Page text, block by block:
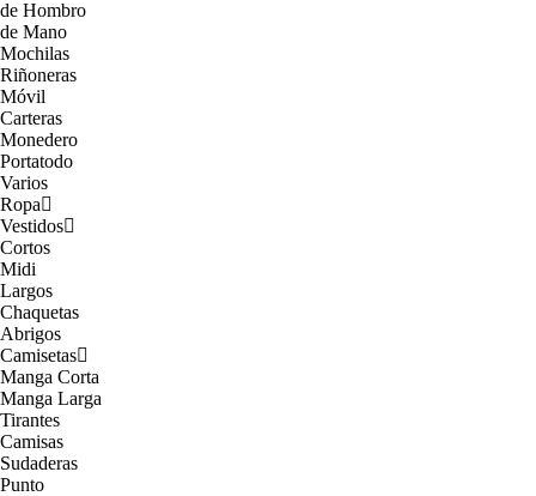
de Hombro
de Mano
Mochilas
Riñoneras
Móvil
Carteras
Monedero
Portatodo
Varios
Ropa
Vestidos
Cortos
Midi
Largos
Chaquetas
Abrigos
Camisetas
Manga Corta
Manga Larga
Tirantes
Camisas
Sudaderas
Punto